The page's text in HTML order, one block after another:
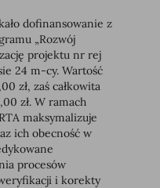
dofinansowanie z
„Rozwój
projektu nr rej
24 m-cy. Wartość
zł, zaś całkowita
zł. W ramach
maksymalizuje
ich obecność w
procesów
i korekty